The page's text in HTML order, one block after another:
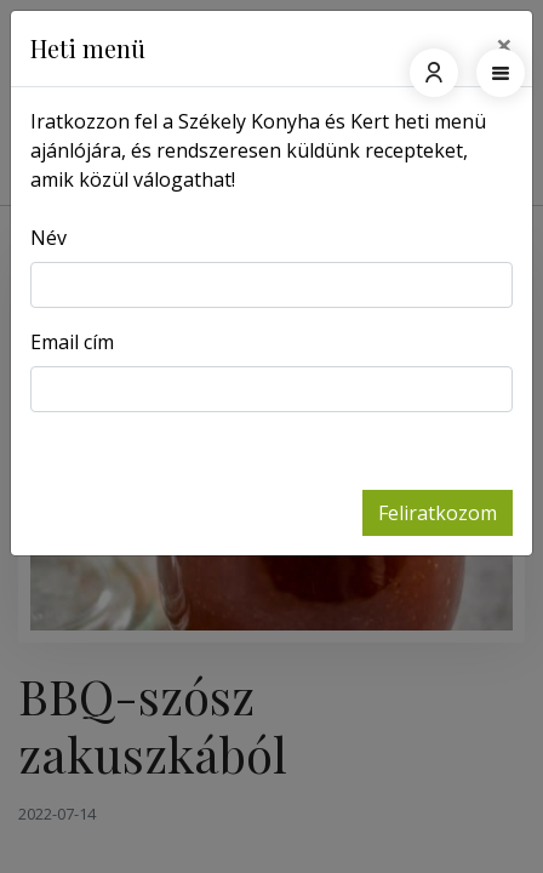
Főoldal Receptek BBQ-szósz zakuszkából
BBQ-szósz
zakuszkából
2022-07-14
Heti menü ×
Iratkozzon fel a Székely Konyha és Kert heti menü
ajánlójára, és rendszeresen küldünk recepteket,
amik közül válogathat!
Név
Email cím
Feliratkozom